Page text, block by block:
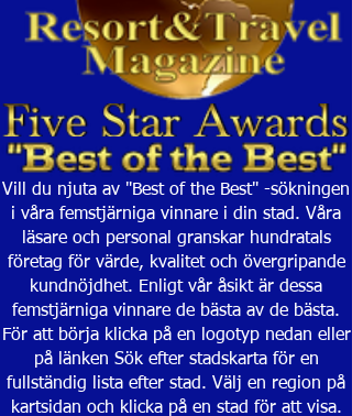
Vill du njuta av "Best of the Best" -sökningen
i våra femstjärniga vinnare i din stad. Våra
läsare och personal granskar hundratals
företag för värde, kvalitet och övergripande
kundnöjdhet. Enligt vår åsikt är dessa
femstjärniga vinnare de bästa av de bästa.
För att börja klicka på en logotyp nedan eller
på länken Sök efter stadskarta för en
fullständig lista efter stad. Välj en region på
kartsidan och klicka på en stad för att visa.